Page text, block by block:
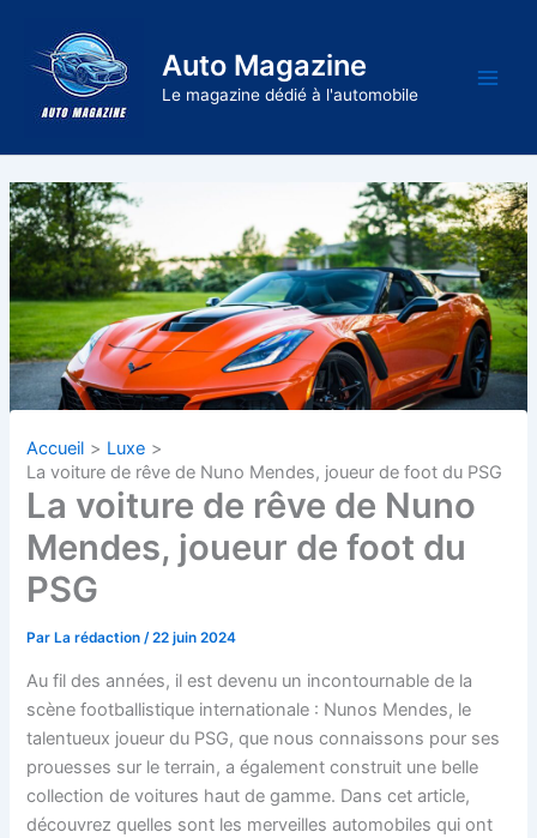
contenu
Auto Magazine
Le magazine dédié à l'automobile
Accueil
Luxe
La voiture de rêve de Nuno Mendes, joueur de foot du PSG
La voiture de rêve de Nuno
Mendes, joueur de foot du
PSG
Par La rédaction/22 juin 2024
Au fil des années, il est devenu un incontournable de la
scène footballistique internationale : Nunos Mendes, le
talentueux joueur du PSG, que nous connaissons pour ses
prouesses sur le terrain, a également construit une belle
collection de voitures haut de gamme. Dans cet article,
découvrez quelles sont les merveilles automobiles qui ont